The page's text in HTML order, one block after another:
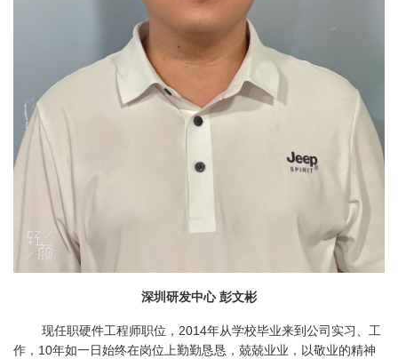
深圳研发中心 彭文彬
现任职硬件工程师职位，2014年从学校毕业来到公司实习、工
作，10年如一日始终在岗位上勤勤恳恳，兢兢业业，以敬业的精神